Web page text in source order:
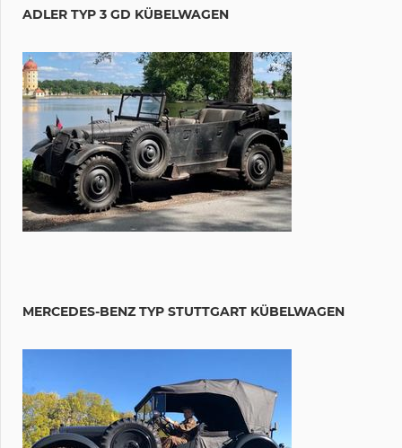
ADLER TYP 3 GD KÜBELWAGEN
MERCEDES-BENZ TYP STUTTGART KÜBELWAGEN